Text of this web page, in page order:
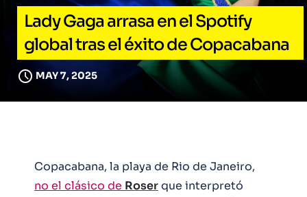
Lady Gaga arrasa en el Spotify
global tras el éxito de Copacabana
MAY 7, 2025
Copacabana, la playa de Rio de Janeiro,
no el clásico de Roserque interpretó